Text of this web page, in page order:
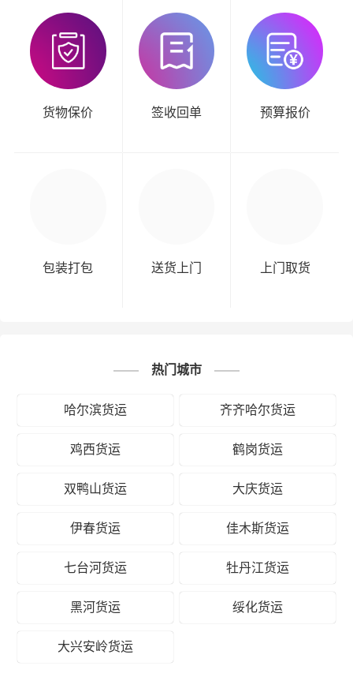
货物保价 签收回单 预算报价
包装打包 送货上门 上门取货
热门城市
哈尔滨货运 齐齐哈尔货运
鸡西货运 鹤岗货运
双鸭山货运 大庆货运
伊春货运 佳木斯货运
七台河货运 牡丹江货运
黑河货运 绥化货运
大兴安岭货运